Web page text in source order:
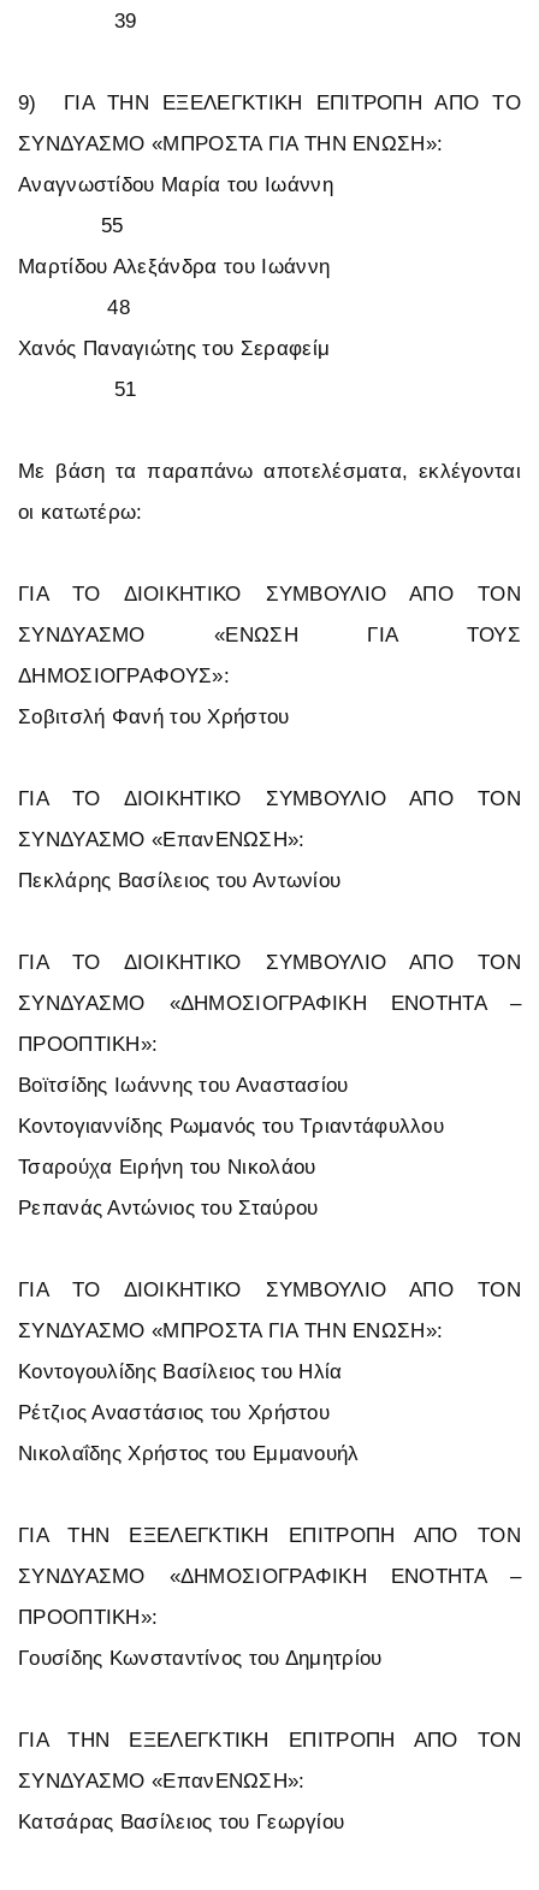
39
9) ΓΙΑ ΤΗΝ ΕΞΕΛΕΓΚΤΙΚΗ ΕΠΙΤΡΟΠΗ ΑΠΟ ΤΟ
ΣΥΝΔΥΑΣΜΟ «ΜΠΡΟΣΤΑ ΓΙΑ ΤΗΝ ΕΝΩΣΗ»:
Αναγνωστίδου Μαρία του Ιωάννη
55
Μαρτίδου Αλεξάνδρα του Ιωάννη
48
Χανός Παναγιώτης του Σεραφείμ
51
Με βάση τα παραπάνω αποτελέσματα, εκλέγονται
οι κατωτέρω:
ΓΙΑ ΤΟ ΔΙΟΙΚΗΤΙΚΟ ΣΥΜΒΟΥΛΙΟ ΑΠΟ ΤΟΝ
ΣΥΝΔΥΑΣΜΟ «ΕΝΩΣΗ ΓΙΑ ΤΟΥΣ
ΔΗΜΟΣΙΟΓΡΑΦΟΥΣ»:
Σοβιτσλή Φανή του Χρήστου
ΓΙΑ ΤΟ ΔΙΟΙΚΗΤΙΚΟ ΣΥΜΒΟΥΛΙΟ ΑΠΟ ΤΟΝ
ΣΥΝΔΥΑΣΜΟ «ΕπανΕΝΩΣΗ»:
Πεκλάρης Βασίλειος του Αντωνίου
ΓΙΑ ΤΟ ΔΙΟΙΚΗΤΙΚΟ ΣΥΜΒΟΥΛΙΟ ΑΠΟ ΤΟΝ
ΣΥΝΔΥΑΣΜΟ «ΔΗΜΟΣΙΟΓΡΑΦΙΚΗ ΕΝΟΤΗΤΑ –
ΠΡΟΟΠΤΙΚΗ»:
Βοϊτσίδης Ιωάννης του Αναστασίου
Κοντογιαννίδης Ρωμανός του Τριαντάφυλλου
Τσαρούχα Ειρήνη του Νικολάου
Ρεπανάς Αντώνιος του Σταύρου
ΓΙΑ ΤΟ ΔΙΟΙΚΗΤΙΚΟ ΣΥΜΒΟΥΛΙΟ ΑΠΟ ΤΟΝ
ΣΥΝΔΥΑΣΜΟ «ΜΠΡΟΣΤΑ ΓΙΑ ΤΗΝ ΕΝΩΣΗ»:
Κοντογουλίδης Βασίλειος του Ηλία
Ρέτζιος Αναστάσιος του Χρήστου
Νικολαΐδης Χρήστος του Εμμανουήλ
ΓΙΑ ΤΗΝ ΕΞΕΛΕΓΚΤΙΚΗ ΕΠΙΤΡΟΠΗ ΑΠΟ ΤΟΝ
ΣΥΝΔΥΑΣΜΟ «ΔΗΜΟΣΙΟΓΡΑΦΙΚΗ ΕΝΟΤΗΤΑ –
ΠΡΟΟΠΤΙΚΗ»:
Γουσίδης Κωνσταντίνος του Δημητρίου
ΓΙΑ ΤΗΝ ΕΞΕΛΕΓΚΤΙΚΗ ΕΠΙΤΡΟΠΗ ΑΠΟ ΤΟΝ
ΣΥΝΔΥΑΣΜΟ «ΕπανΕΝΩΣΗ»:
Κατσάρας Βασίλειος του Γεωργίου